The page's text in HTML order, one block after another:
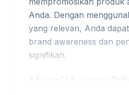
Anda. Dengan
yang relevan, Anda
brand awareness dan
signifikan.